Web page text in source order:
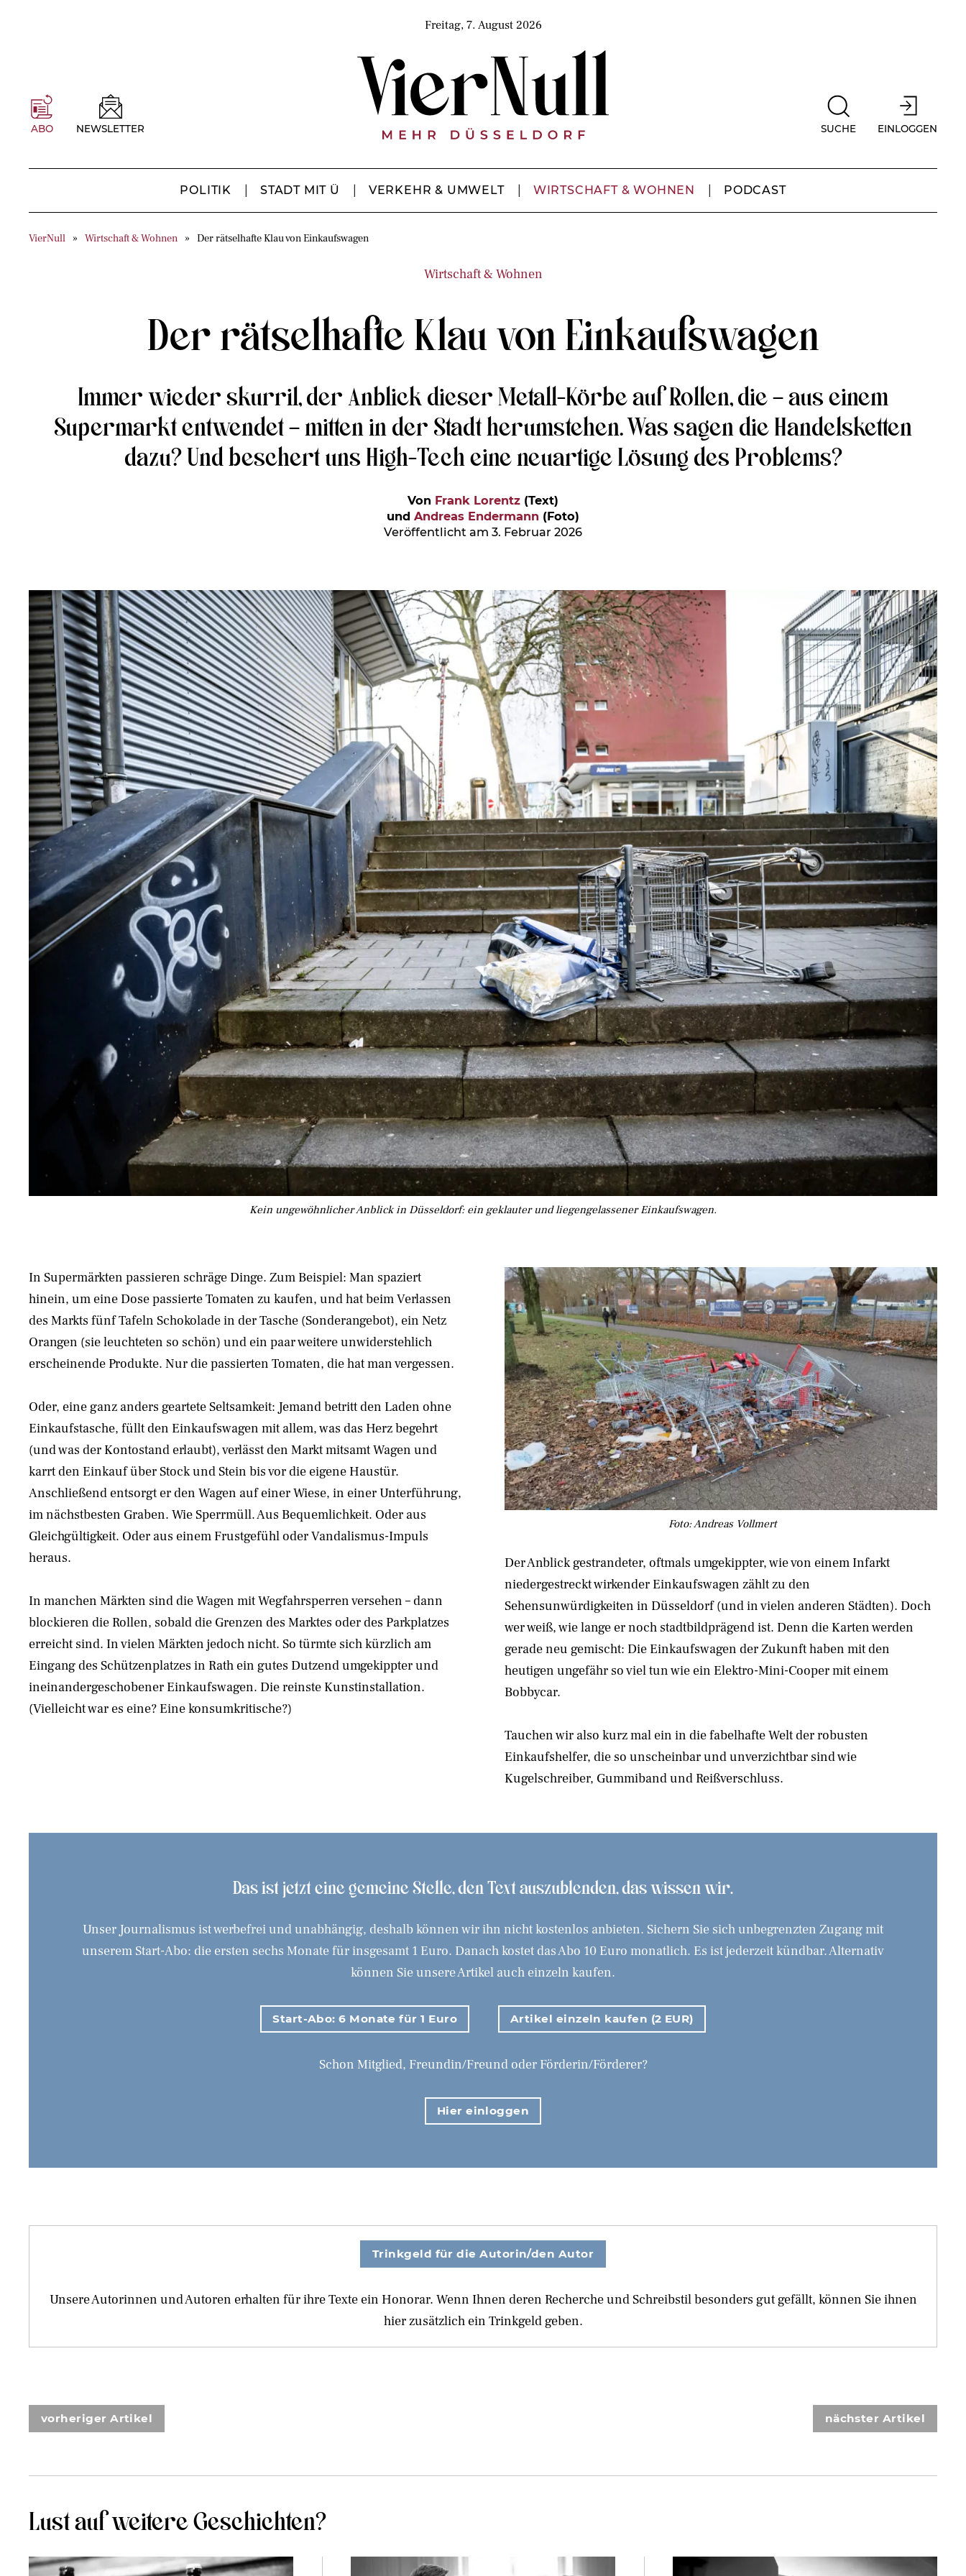
Freitag, 7. August 2026
ABO NEWSLETTER SUCHE EINLOGGEN
POLITIK STADT MIT Ü VERKEHR & UMWELT WIRTSCHAFT & WOHNEN PODCAST
VierNull Wirtschaft & Wohnen Der rätselhafte Klau von Einkaufswagen
Wirtschaft & Wohnen
Der rätselhafte Klau von Einkaufswagen
Immer wieder skurril, der Anblick dieser Metall-Körbe auf Rollen, die – aus einem
Supermarkt entwendet – mitten in der Stadt herumstehen. Was sagen die Handelsketten
dazu? Und beschert uns High-Tech eine neuartige Lösung des Problems?
Von Frank Lorentz (Text)
und Andreas Endermann (Foto)
Veröffentlicht am 3. Februar 2026
Kein ungewöhnlicher Anblick in Düsseldorf: ein geklauter und liegengelassener Einkaufswagen.
In Supermärkten passieren schräge Dinge. Zum Beispiel: Man spaziert
hinein, um eine Dose passierte Tomaten zu kaufen, und hat beim Verlassen
des Markts fünf Tafeln Schokolade in der Tasche (Sonderangebot), ein Netz
Orangen (sie leuchteten so schön) und ein paar weitere unwiderstehlich
erscheinende Produkte. Nur die passierten Tomaten, die hat man vergessen.
Oder, eine ganz anders geartete Seltsamkeit: Jemand betritt den Laden ohne
Einkaufstasche, füllt den Einkaufswagen mit allem, was das Herz begehrt
(und was der Kontostand erlaubt), verlässt den Markt mitsamt Wagen und
karrt den Einkauf über Stock und Stein bis vor die eigene Haustür.
Anschließend entsorgt er den Wagen auf einer Wiese, in einer Unterführung,
im nächstbesten Graben. Wie Sperrmüll. Aus Bequemlichkeit. Oder aus
Gleichgültigkeit. Oder aus einem Frustgefühl oder Vandalismus-Impuls
heraus.
In manchen Märkten sind die Wagen mit Wegfahrsperren versehen – dann
blockieren die Rollen, sobald die Grenzen des Marktes oder des Parkplatzes
erreicht sind. In vielen Märkten jedoch nicht. So türmte sich kürzlich am
Eingang des Schützenplatzes in Rath ein gutes Dutzend umgekippter und
ineinandergeschobener Einkaufswagen. Die reinste Kunstinstallation.
(Vielleicht war es eine? Eine konsumkritische?)
Foto: Andreas Vollmert
Der Anblick gestrandeter, oftmals umgekippter, wie von einem Infarkt
niedergestreckt wirkender Einkaufswagen zählt zu den
Sehensunwürdigkeiten in Düsseldorf (und in vielen anderen Städten). Doch
wer weiß, wie lange er noch stadtbildprägend ist. Denn die Karten werden
gerade neu gemischt: Die Einkaufswagen der Zukunft haben mit den
heutigen ungefähr so viel tun wie ein Elektro-Mini-Cooper mit einem
Bobbycar.
Tauchen wir also kurz mal ein in die fabelhafte Welt der robusten
Einkaufshelfer, die so unscheinbar und unverzichtbar sind wie
Kugelschreiber, Gummiband und Reißverschluss.
Das ist jetzt eine gemeine Stelle, den Text auszublenden, das wissen wir.
Unser Journalismus ist werbefrei und unabhängig, deshalb können wir ihn nicht kostenlos anbieten. Sichern Sie sich unbegrenzten Zugang mit
unserem Start-Abo: die ersten sechs Monate für insgesamt 1 Euro. Danach kostet das Abo 10 Euro monatlich. Es ist jederzeit kündbar. Alternativ
können Sie unsere Artikel auch einzeln kaufen.
Start-Abo: 6 Monate für 1 Euro Artikel einzeln kaufen (2 EUR)
Schon Mitglied, Freundin/Freund oder Förderin/Förderer?
Hier einloggen
Trinkgeld für die Autorin/den Autor
Unsere Autorinnen und Autoren erhalten für ihre Texte ein Honorar. Wenn Ihnen deren Recherche und Schreibstil besonders gut gefällt, können Sie ihnen
hier zusätzlich ein Trinkgeld geben.
vorheriger Artikel nächster Artikel
Lust auf weitere Geschichten?